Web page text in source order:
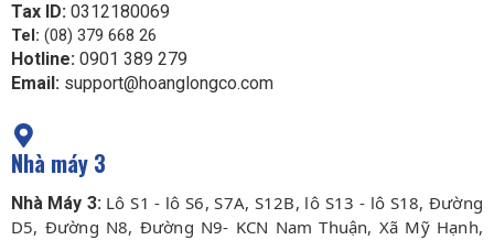
Tax ID: 0312180069
Tel: (08) 379 668 26
Hotline: 0901 389 279
Email: support@hoanglongco.com
Nhà máy 3
Nhà Máy 3: Lô S1 - lô S6, S7A, S12B, lô S13 - lô S18, Đường
D5, Đường N8, Đường N9- KCN Nam Thuận, Xã Mỹ Hạnh,